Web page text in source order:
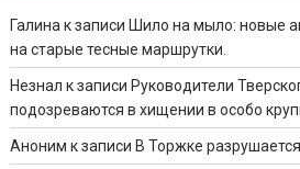
Галина к записи Шило на мыло: новые
на старые тесные маршрутки.
Незнал к записи Руководители
подозреваются в хищении в особо
Аноним к записи В Торжке